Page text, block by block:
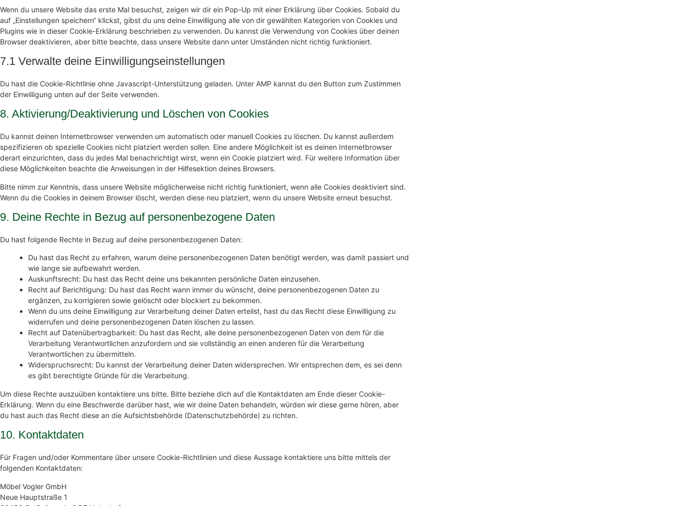
Wenn du unsere Website das erste Mal besuchst, zeigen wir dir ein Pop-Up mit einer Erklärung über Cookies. Sobald du
auf „Einstellungen speichern“ klickst, gibst du uns deine Einwilligung alle von dir gewählten Kategorien von Cookies und
Plugins wie in dieser Cookie-Erklärung beschrieben zu verwenden. Du kannst die Verwendung von Cookies über deinen
Browser deaktivieren, aber bitte beachte, dass unsere Website dann unter Umständen nicht richtig funktioniert.
7.1 Verwalte deine Einwilligungseinstellungen
Du hast die Cookie-Richtlinie ohne Javascript-Unterstützung geladen. Unter AMP kannst du den Button zum Zustimmen
der Einwilligung unten auf der Seite verwenden.
8. Aktivierung/Deaktivierung und Löschen von Cookies
Du kannst deinen Internetbrowser verwenden um automatisch oder manuell Cookies zu löschen. Du kannst außerdem
spezifizieren ob spezielle Cookies nicht platziert werden sollen. Eine andere Möglichkeit ist es deinen Internetbrowser
derart einzurichten, dass du jedes Mal benachrichtigt wirst, wenn ein Cookie platziert wird. Für weitere Information über
diese Möglichkeiten beachte die Anweisungen in der Hilfesektion deines Browsers.
Bitte nimm zur Kenntnis, dass unsere Website möglicherweise nicht richtig funktioniert, wenn alle Cookies deaktiviert sind.
Wenn du die Cookies in deinem Browser löscht, werden diese neu platziert, wenn du unsere Website erneut besuchst.
9. Deine Rechte in Bezug auf personenbezogene Daten
Du hast folgende Rechte in Bezug auf deine personenbezogenen Daten:
Du hast das Recht zu erfahren, warum deine personenbezogenen Daten benötigt werden, was damit passiert und
wie lange sie aufbewahrt werden.
Auskunftsrecht: Du hast das Recht deine uns bekannten persönliche Daten einzusehen.
Recht auf Berichtigung: Du hast das Recht wann immer du wünscht, deine personenbezogenen Daten zu
ergänzen, zu korrigieren sowie gelöscht oder blockiert zu bekommen.
Wenn du uns deine Einwilligung zur Verarbeitung deiner Daten erteilst, hast du das Recht diese Einwilligung zu
widerrufen und deine personenbezogenen Daten löschen zu lassen.
Recht auf Datenübertragbarkeit: Du hast das Recht, alle deine personenbezogenen Daten von dem für die
Verarbeitung Verantwortlichen anzufordern und sie vollständig an einen anderen für die Verarbeitung
Verantwortlichen zu übermitteln.
Widerspruchsrecht: Du kannst der Verarbeitung deiner Daten widersprechen. Wir entsprechen dem, es sei denn
es gibt berechtigte Gründe für die Verarbeitung.
Um diese Rechte auszuüben kontaktiere uns bitte. Bitte beziehe dich auf die Kontaktdaten am Ende dieser Cookie-
Erklärung. Wenn du eine Beschwerde darüber hast, wie wir deine Daten behandeln, würden wir diese gerne hören, aber
du hast auch das Recht diese an die Aufsichtsbehörde (Datenschutzbehörde) zu richten.
10. Kontaktdaten
Für Fragen und/oder Kommentare über unsere Cookie-Richtlinien und diese Aussage kontaktiere uns bitte mittels der
folgenden Kontaktdaten:
Möbel Vogler GmbH
Neue Hauptstraße 1